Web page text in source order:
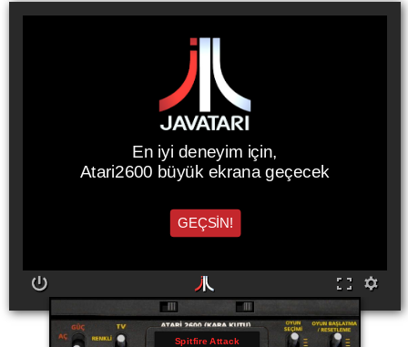
En iyi deneyim için,
Atari2600 büyük ekrana geçecek
GEÇSİN!
Spitfire Attack